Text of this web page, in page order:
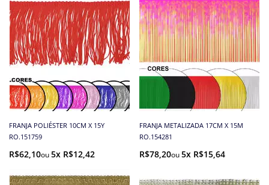
FRANJA POLIÉSTER 10CM X 15Y
RO.151759
R$62,10 5x R$12,42
FRANJA METALIZADA 17CM X 15M
RO.154281
R$78,20 5x R$15,64